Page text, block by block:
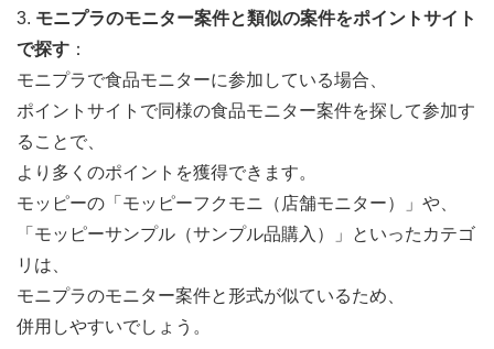
3. モニプラのモニター案件と類似の案件をポイントサイト
で探す ：
モニプラで食品モニターに参加している場合、
ポイントサイトで同様の食品モニター案件を探して参加す
ることで、
より多くのポイントを獲得できます。
モッピーの「モッピーフクモニ（店舗モニター）」や、
「モッピーサンプル（サンプル品購入）」といったカテゴ
リは、
モニプラのモニター案件と形式が似ているため、
併用しやすいでしょう。